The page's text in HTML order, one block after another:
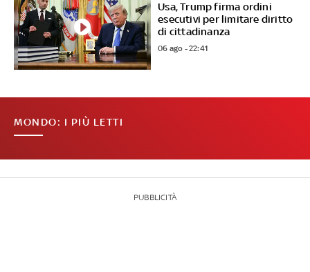
Usa, Trump firma ordini
esecutivi per limitare diritto
di cittadinanza
06 ago - 22:41
MONDO: I PIÙ LETTI
PUBBLICITÀ